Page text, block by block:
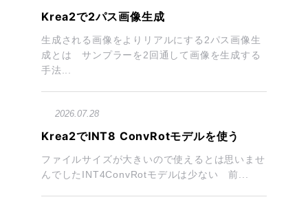
Krea2で2パス画像生成
生成される画像をよりリアルにする2パス画像生
成とは サンプラーを2回通して画像を生成する
手法...
2026.07.28
Krea2でINT8 ConvRotモデルを使う
ファイルサイズが大きいので使えるとは思いませ
んでしたINT4ConvRotモデルは少ない 前...